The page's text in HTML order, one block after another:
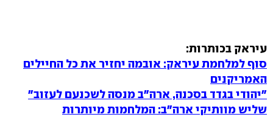
עיראק בכותרות:
סוף למלחמת עיראק: אובמה יחזיר את כל החיילים
האמריקנים
"יהודי בגדד בסכנה, ארה"ב מנסה לשכנעם לעזוב"
שליש מוותיקי ארה"ב: המלחמות מיותרות